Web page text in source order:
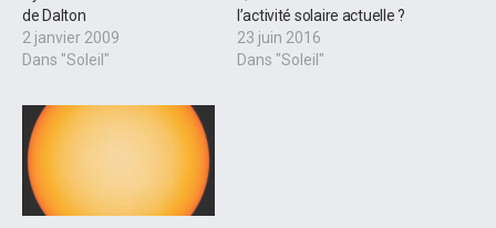
de Dalton
2 janvier 2009
Dans "Soleil"
l’activité solaire actuelle ?
23 juin 2016
Dans "Soleil"